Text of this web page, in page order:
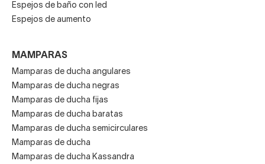
Espejos de baño con led
Espejos de aumento
MAMPARAS
Mamparas de ducha angulares
Mamparas de ducha negras
Mamparas de ducha fijas
Mamparas de ducha baratas
Mamparas de ducha semicirculares
Mamparas de ducha
Mamparas de ducha Kassandra